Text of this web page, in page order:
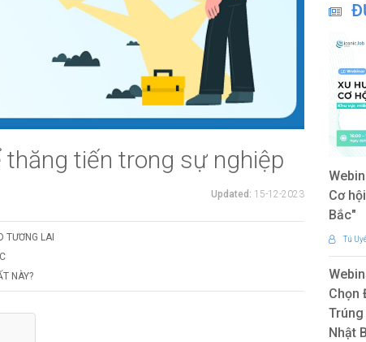
thăng tiến trong sự nghiệp
Updated: 15-12-2023
TƯƠNG LAI
NÀY?
Cơ
Bắc"
Tú
Chọn
Trúng
Nhật